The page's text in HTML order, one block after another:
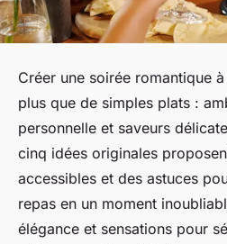
Créer une soirée romantique
plus que de simples plats :
personnelle et saveurs
cinq idées originales
accessibles et des astuces
repas en un moment
élégance et sensations pour